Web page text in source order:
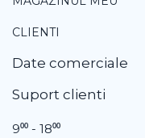
CLIENTI
Date comerciale
Suport clienti
9⁰⁰ - 18⁰⁰